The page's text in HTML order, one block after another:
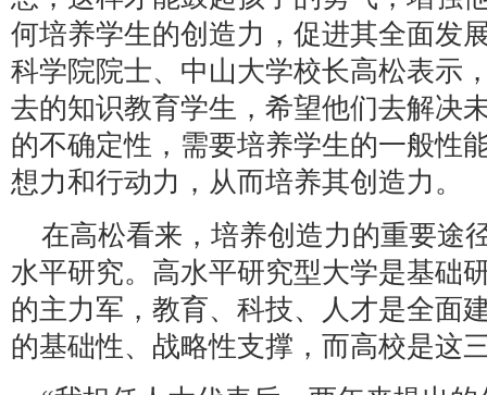
何培养学生的创造力，促进其全面发
科学院院士、中山大学校长高松表示
去的知识教育学生，希望他们去解决
的不确定性，需要培养学生的一般性
想力和行动力，从而培养其创造力。
在高松看来，培养创造力的重要途
水平研究。高水平研究型大学是基础
的主力军，教育、科技、人才是全面
的基础性、战略性支撑，而高校是这